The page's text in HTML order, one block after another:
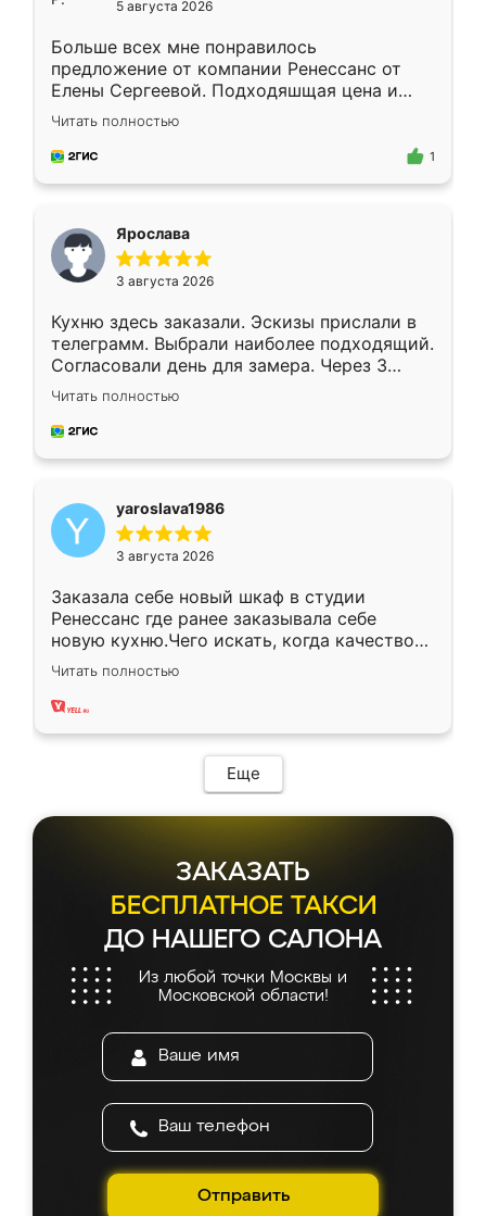
5 августа 2026
Больше всех мне понравилось
предложение от компании Ренессанс от
Елены Сергеевой. Подходяшщая цена и
короткие сроки изготовления. Приехавший
для замера сотрудник Владислав
предложил по моему эскизу самый
Читать полностью
1
Ярослава
3 августа 2026
Кухню здесь заказали. Эскизы прислали в
телеграмм. Выбрали наиболее подходящий.
Согласовали день для замера. Через 3
недели кухня была уже готова. Остались
довольны работой. Спасибо Ренессанс
мебель за качественную работу!
Читать полностью
yaroslava1986
3 августа 2026
Заказала себе новый шкаф в студии
Ренессанс где ранее заказывала себе
новую кухню.Чего искать, когда качеством
вполне довольна. Служит кухня уже почти
два года, нареканий нет.
Читать полностью
Еще
ЗАКАЗАТЬ
БЕСПЛАТНОЕ ТАКСИ
ДО НАШЕГО САЛОНА
Из любой точки Москвы и
Московской области!
Отправить